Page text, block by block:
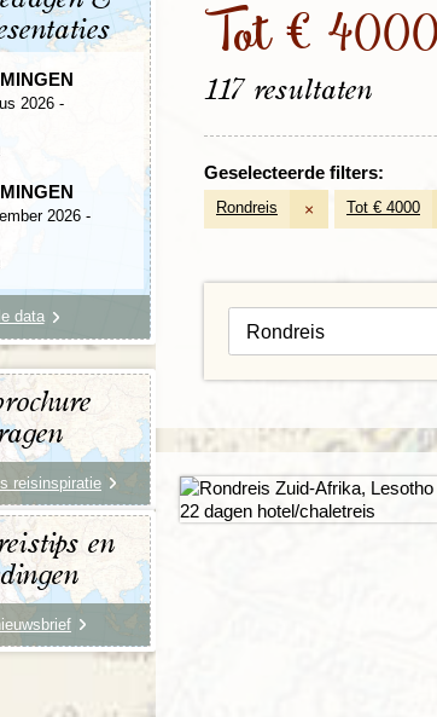
Tot € 4000
117 resultaten
Geselecteerde filters:
Rondreis × Tot € 4000
2026 -
2026 -
data
reisinspiratie
en